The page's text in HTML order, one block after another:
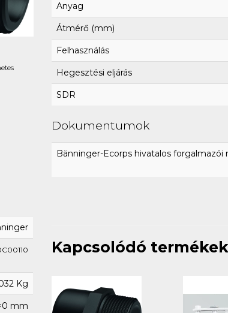
Anyag
Átmérő (mm)
Felhasználás
Hegesztési eljárás
SDR
Dokumentumok
Bänninger-Ecorps hivatalos forgalmazói
Kg
mm
Kapcsolódó termékek